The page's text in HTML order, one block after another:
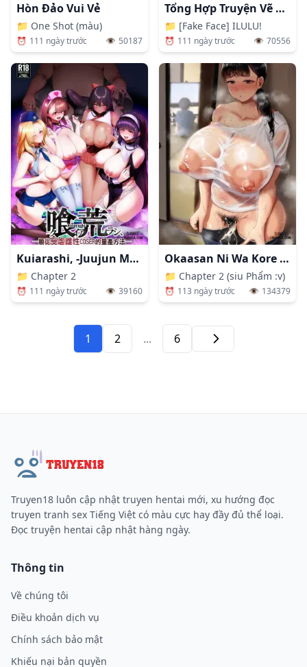
Hòn Đảo Vui Vẻ
📁 One Shot (màu)
⏰ 111 ngày trước 👁️ 50187
Tổng Hợp Truyện Vẽ Bởi Face Fake
📁 [Fake Face] ILULU!
⏰ 111 ngày trước 👁️ 70556
Kuiarashi, -Juujun Maso Mesu Layer O Ryousan Suru Houhou.
📁 Chapter 2
⏰ 111 ngày trước 👁️ 39160
Okaasan Ni Wa Kore Gurai Shika Dekinaikara
📁 Chapter 2 (siu Phẩm :v)
⏰ 113 ngày trước 👁️ 134379
1 2 ... 6 Tiếp
Truyen18 luôn cập nhật truyen hentai mới, xu hướng đọc
truyen tranh sex Tiếng Việt có màu cực hay đầy đủ thể loại.
Đọc truyện hentai cập nhật hàng ngày.
Thông tin
Về chúng tôi
Điều khoản dịch vụ
Chính sách bảo mật
Khiếu nại bản quyền